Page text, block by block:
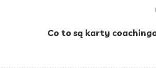
Co to są karty